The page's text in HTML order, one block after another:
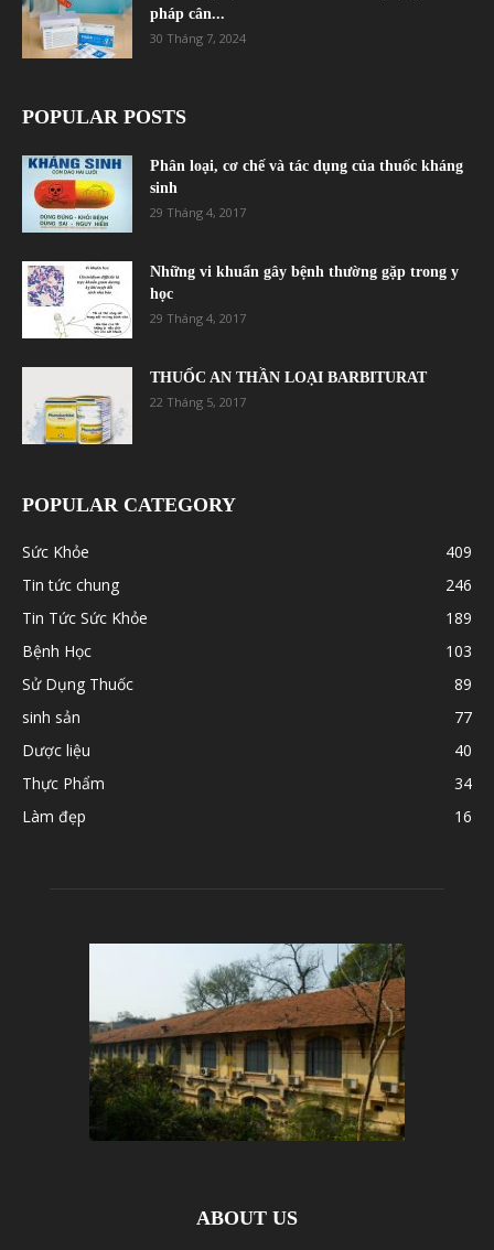
pháp cân...
30 Tháng 7, 2024
POPULAR POSTS
Phân loại, cơ chế và tác dụng của thuốc kháng
sinh
29 Tháng 4, 2017
Những vi khuẩn gây bệnh thường gặp trong y
học
29 Tháng 4, 2017
THUỐC AN THẦN LOẠI BARBITURAT
22 Tháng 5, 2017
POPULAR CATEGORY
Sức Khỏe
409
Tin tức chung
246
Tin Tức Sức Khỏe
189
Bệnh Học
103
Sử Dụng Thuốc
89
sinh sản
77
Dược liệu
40
Thực Phẩm
34
Làm đẹp
16
ABOUT US